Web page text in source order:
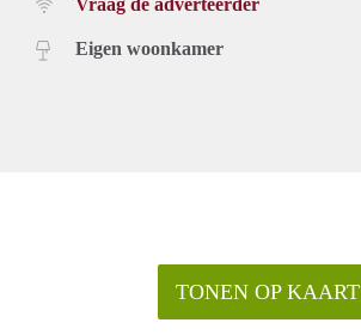
Eigen woonkamer
TONEN OP KAART